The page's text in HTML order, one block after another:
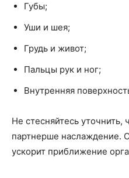
Губы;
Уши и шея;
Грудь и живот;
Пальцы рук и ног;
Внутренняя
Не стесняйтесь уточнить,
партнерше наслаждение.
ускорит приближение